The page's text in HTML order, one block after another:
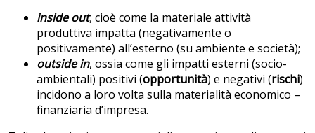
inside out, cioè come la materiale attività
produttiva impatta (negativamente o
positivamente) all’esterno (su ambiente e società);
outside in, ossia come gli impatti esterni (socio-
ambientali) positivi (opportunità) e negativi (rischi)
incidono a loro volta sulla materialità economico –
finanziaria d’impresa.